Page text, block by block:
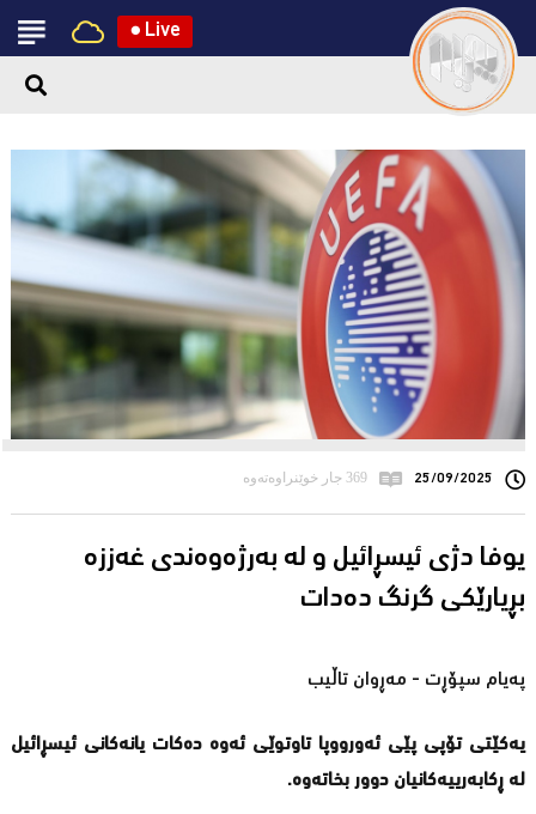
● Live
25/09/2025 369 جار خوێنراوەتەوە
یوفا دژی ئیسڕائیل و لە بەرژەوەندی غەززە
بڕیارێکی گرنگ دەدات
پەیام سپۆڕت - مەڕوان تاڵیب
یەکێتی تۆپی پێی ئەورووپا تاوتوێی ئەوە دەکات یانەکانی ئیسڕائیل
لە ڕکابەرییەکانیان دوور بخاتەوە.